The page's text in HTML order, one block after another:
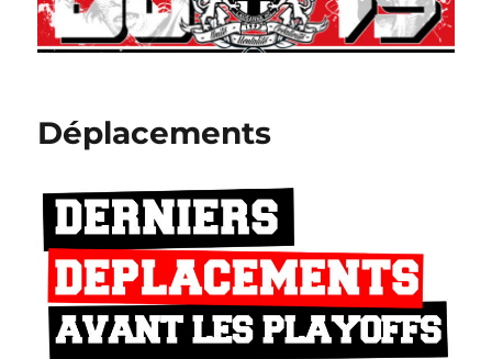
Déplacements